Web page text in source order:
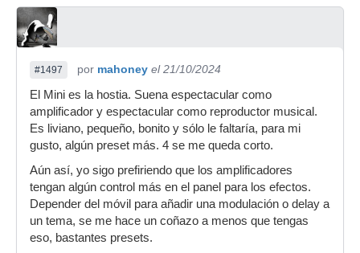
#1497 por mahoney el 21/10/2024
El Mini es la hostia. Suena espectacular como
amplificador y espectacular como reproductor musical.
Es liviano, pequeño, bonito y sólo le faltaría, para mi
gusto, algún preset más. 4 se me queda corto.
Aún así, yo sigo prefiriendo que los amplificadores
tengan algún control más en el panel para los efectos.
Depender del móvil para añadir una modulación o delay a
un tema, se me hace un coñazo a menos que tengas
eso, bastantes presets.